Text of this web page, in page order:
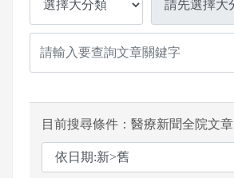
目前搜尋條件：醫療新聞全院文章